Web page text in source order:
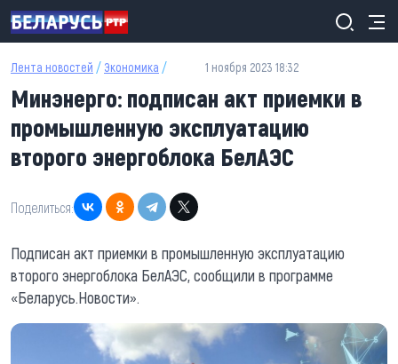
Перейти к основному содержанию
Лента новостей / Экономика / 1 ноября 2023 18:32
Минэнерго: подписан акт приемки в
промышленную эксплуатацию
второго энергоблока БелАЭС
Поделиться:
Подписан акт приемки в промышленную эксплуатацию
второго энергоблока БелАЭС, сообщили в программе
«Беларусь.Новости».